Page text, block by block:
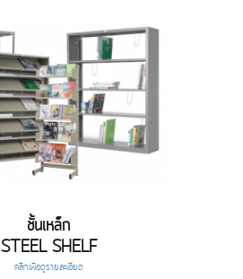
ชั้นเหล็ก
STEEL SHELF
คลิกเพื่อดูรายละเอียด